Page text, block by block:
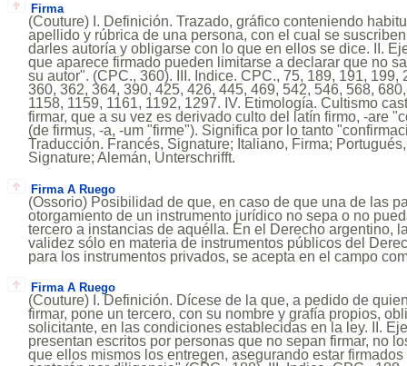
Firma
(Couture) I. Definición. Trazado, gráfico conteniendo
apellido y rúbrica de una persona, con el cual se
darles autoría y obligarse con lo que en ellos se dice. II.
que aparece firmado pueden limitarse a declarar que no
su autor". (CPC., 360). III. Indice. CPC., 75, 189, 191, 199,
360, 362, 364, 390, 425, 426, 445, 469, 542, 546, 568,
1158, 1159, 1161, 1192, 1297. IV. Etimología. Cultismo
firmar, que a su vez es derivado culto del latín firmo, -are
(de firmus, -a, -um "firme"). Significa por lo tanto
Traducción. Francés, Signature; Italiano, Firma;
Signature; Alemán, Unterschrifft.
Firma A Ruego
(Ossorio) Posibilidad de que, en caso de que una de las
otorgamiento de un instrumento jurídico no sepa o no
tercero a instancias de aquélla. En el Derecho argentino,
validez sólo en materia de instrumentos públicos del
para los instrumentos privados, se acepta en el campo
Firma A Ruego
(Couture) I. Definición. Dícese de la que, a pedido de
firmar, pone un tercero, con su nombre y grafía propios,
solicitante, en las condiciones establecidas en la ley. II.
presentan escritos por personas que no sepan firmar, no
que ellos mismos los entregen, asegurando estar